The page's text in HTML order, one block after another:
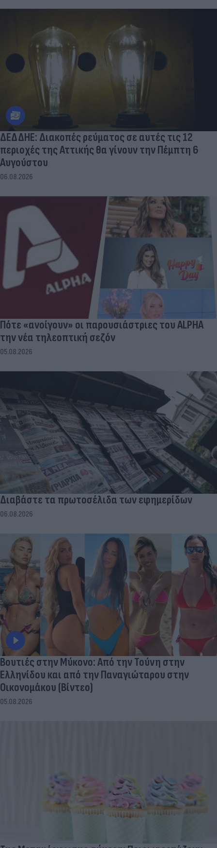
ΔΕΔΔΗΕ: Διακοπές ρεύματος σε αυτές τις 12
περιοχές της Αττικής θα γίνουν την Πέμπτη 6
Αυγούστου
06.08.2026
Πότε «ανοίγουν» οι παρουσιάστριες του ALPHA
την νέα τηλεοπτική σεζόν
05.08.2026
Διαβάστε τα πρωτοσέλιδα των εφημερίδων
06.08.2026
Βουτιές στην Μύκονo: Από την Τούνη στην
Ελληνίδου και από την Παναγιώταρου στην
Οικονομάκου (Βίντεο)
05.08.2026